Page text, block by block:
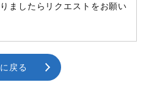
ましたらリクエストをお願い
戻る